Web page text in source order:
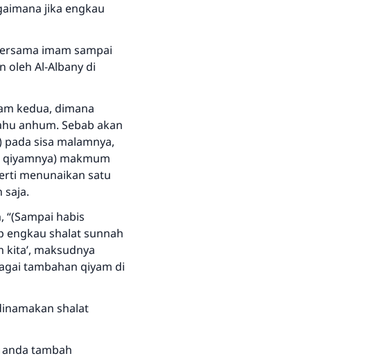
jika engkau
imam sampai
oleh Al-Albany di
kedua, dimana
anhum. Sebab akan
sisa malamnya,
makmum
menunaikan satu
saja.
“(Sampai habis
engkau shalat sunnah
maksudnya
tambahan qiyam di
shalat
anda tambah